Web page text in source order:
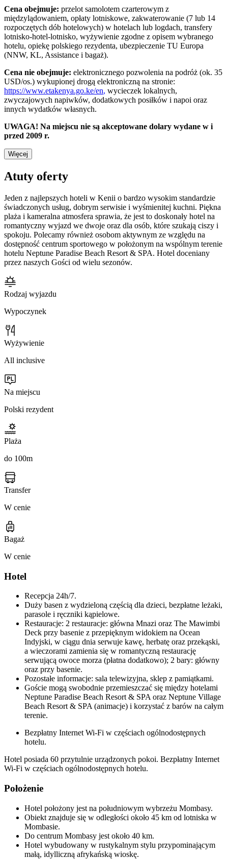
Cena obejmuje: przelot samolotem czarterowym z
międzylądowaniem, opłaty lotniskowe, zakwaterowanie (7 lub 14
rozpoczętych dób hotelowych) w hotelach lub logdach, transfery
lotnisko-hotel-lotnisko, wyżywienie zgodne z opisem wybranego
hotelu, opiekę polskiego rezydenta, ubezpieczenie TU Europa
(NNW, KL, Assistance i bagaż).
Cena nie obejmuje: elektronicznego pozwolenia na podróż (ok. 35
USD/os.) wykupionej drogą elektroniczną na stronie:
https://www.etakenya.go.ke/en, wycieczek lokalnych,
zwyczajowych napiwków, dodatkowych posiłków i napoi oraz
innych wydatków własnych.
UWAGA! Na miejscu nie są akceptowane dolary wydane w i
przed 2009 r.
Więcej
Atuty oferty
Jeden z najlepszych hoteli w Kenii o bardzo wysokim standardzie
świadczonych usług, dobrym serwisie i wyśmienitej kuchni. Piękna
plaża i kameralna atmosfera sprawia, że jest to doskonały hotel na
romantyczny wyjazd we dwoje oraz dla osób, które szukają ciszy i
spokoju. Polecamy również osobom aktywnym ze względu na
dostępność centrum sportowego w położonym na wspólnym terenie
hotelu Neptune Paradise Beach Resort & SPA. Hotel doceniany
przez naszych Gości od wielu sezonów.
Rodzaj wyjazdu
Wypoczynek
Wyżywienie
All inclusive
Na miejscu
Polski rezydent
Plaża
do 100m
Transfer
W cenie
Bagaż
W cenie
Hotel
Recepcja 24h/7.
Duży basen z wydzieloną częścią dla dzieci, bezpłatne leżaki,
parasole i ręczniki kąpielowe.
Restauracje: 2 restauracje: główna Mnazi oraz The Mawimbi
Deck przy basenie z przepięknym widokiem na Ocean
Indyjski, w ciągu dnia serwuje kawę, herbatę oraz przekąski,
a wieczorami zamienia się w romantyczną restaurację
serwującą owoce morza (płatna dodatkowo); 2 bary: główny
oraz przy basenie.
Pozostałe informacje: sala telewizyjna, sklep z pamiątkami.
Goście mogą swobodnie przemieszczać się między hotelami
Neptune Paradise Beach Resort & SPA oraz Neptune Village
Beach Resort & SPA (animacje) i korzystać z barów na całym
terenie.
Bezpłatny Internet Wi-Fi w częściach ogólnodostępnych
hotelu.
Hotel posiada 60 przytulnie urządzonych pokoi. Bezpłatny Internet
Wi-Fi w częściach ogólnodostępnych hotelu.
Położenie
Hotel położony jest na południowym wybrzeżu Mombasy.
Obiekt znajduje się w odległości około 45 km od lotniska w
Mombasie.
Do centrum Mombasy jest około 40 km.
Hotel wybudowany w rustykalnym stylu przypominającym
małą, idylliczną afrykańską wioskę.